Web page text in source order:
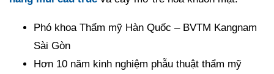
Phó khoa Thẩm mỹ Hàn Quốc – BVTM Kangnam
Sài Gòn
Hơn 10 năm kinh nghiệm phẫu thuật thẩm mỹ